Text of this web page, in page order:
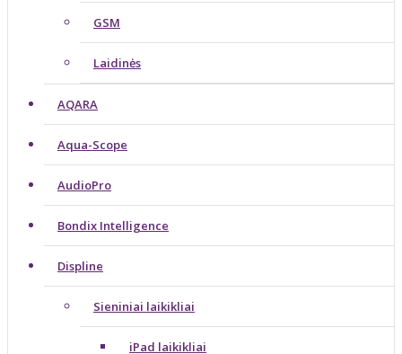
GSM
Laidinės
AQARA
Aqua-Scope
AudioPro
Bondix Intelligence
Displine
Sieniniai laikikliai
iPad laikikliai